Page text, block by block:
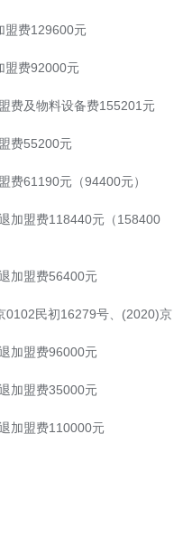
盟费129600元
盟费92000元
费及物料设备费155201元
费55200元
费61190元（94400元）
加盟费118440元（158400
加盟费56400元
0102民初16279号、(2020)京
加盟费96000元
加盟费35000元
加盟费110000元